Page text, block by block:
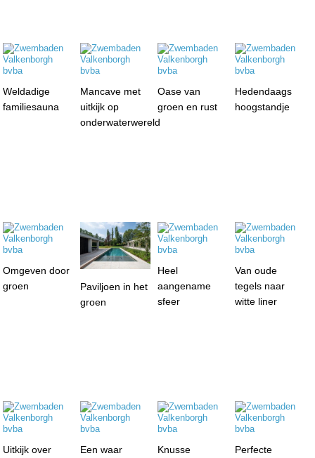
Weldadige
familiesauna
Mancave met
uitkijk op
onderwaterwereld
Oase van
groen en rust
Hedendaags
hoogstandje
Omgeven door
groen
Paviljoen in het
groen
Heel
aangename
sfeer
Van oude
tegels naar
witte liner
Uitkijk over
Een waar
Knusse
Perfecte